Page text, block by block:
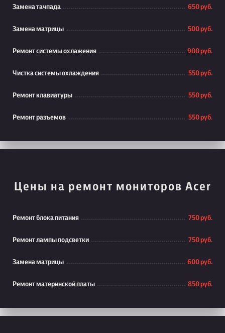
Замена тачпада 650 руб.
Замена матрицы 500 руб.
Ремонт системы охлажения 900 руб.
Чистка системы охлаждения 550 руб.
Ремонт клавиатуры 550 руб.
Ремонт разъемов 550 руб.
Цены на ремонт мониторов Acer
Ремонт блока питания 750 руб.
Ремонт лампы подсветки 750 руб.
Замена матрицы 600 руб.
Ремонт материнской платы 850 руб.